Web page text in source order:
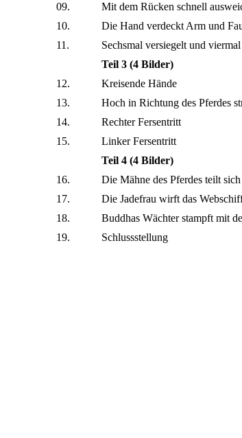
09.
Mit dem Rücken schnell
10.
Die Hand verdeckt Arm und
11.
Sechsmal versiegelt und
Teil 3 (4 Bilder)
12.
Kreisende Hände
13.
Hoch in Richtung des Pferdes
14.
Rechter Fersentritt
15.
Linker Fersentritt
Teil 4 (4 Bilder)
16.
Die Mähne des Pferdes teilt
17.
Die Jadefrau wirft das
18.
Buddhas Wächter stampft mit
19.
Schlussstellung